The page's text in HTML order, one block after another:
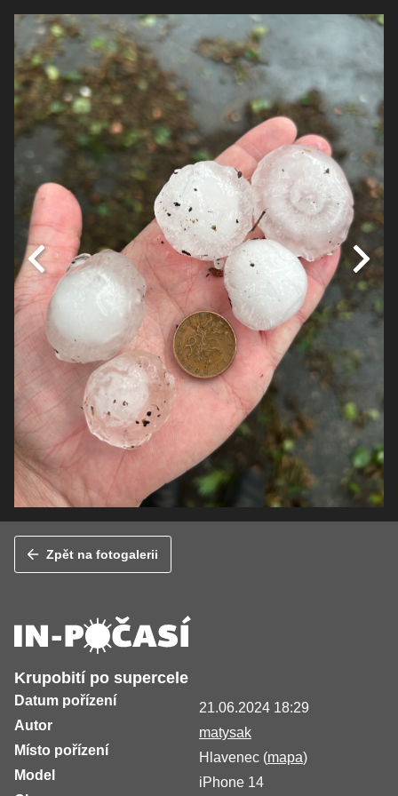
Zpět na fotogalerii
Krupobití po supercele
Datum pořízení
21.06.2024 18:29
Autor
matysak
Místo pořízení
Hlavenec (mapa)
Model
iPhone 14